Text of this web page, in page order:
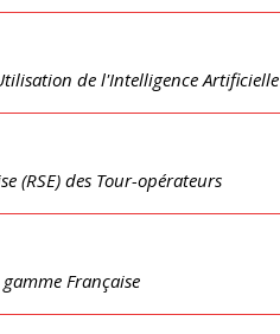
de l'Intelligence Artificielle
(RSE) des Tour-opérateurs
Française